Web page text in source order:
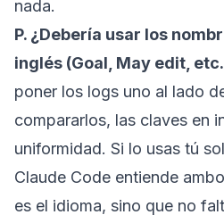
nada.
P. ¿Debería usar los
inglés (Goal, May edit,
poner los logs uno al lado
compararlos, las claves en
uniformidad. Si lo usas tú
Claude Code entiende
es el idioma, sino que no